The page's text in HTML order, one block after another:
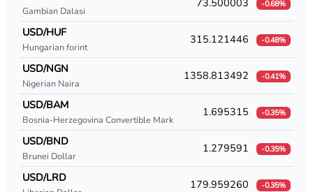
USD/COP
USD/CRC
USD/CUC
USD/CUP
USD/CVE
USD/CZK
Gambian Dalasi
-0.68%
USD/HUF
Hungarian forint
315.121446 -0.48%
USD/NGN
Nigerian Naira
1358.813492 -0.41%
USD/BAM
Bosnia-Herzegovina Convertible Mark
1.695315 -0.35%
USD/BND
Brunei Dollar
1.279591 -0.35%
USD/LRD 179.959260 -0.35%